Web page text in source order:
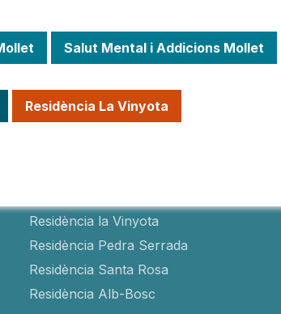
Salut Mental i Addicions Mollet
Residència La Vinyota
Residència la Vinyota
Residència Pedra Serrada
Residència Santa Rosa
Residència Alb-Bosc